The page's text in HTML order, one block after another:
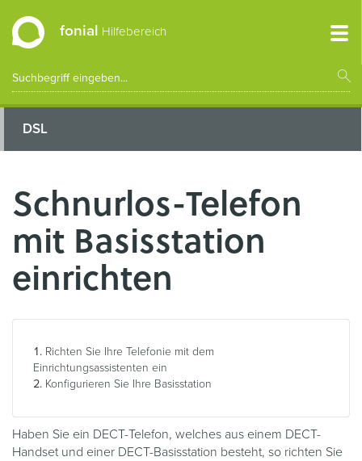
fonial Hilfebereich
DSL
Schnurlos-Telefon
mit Basisstation
einrichten
Richten Sie Ihre Telefonie mit dem
Einrichtungsassistenten ein
Konfigurieren Sie Ihre Basisstation
Haben Sie ein DECT-Telefon, welches aus einem DECT-
Handset und einer DECT-Basisstation besteht, so richten Sie